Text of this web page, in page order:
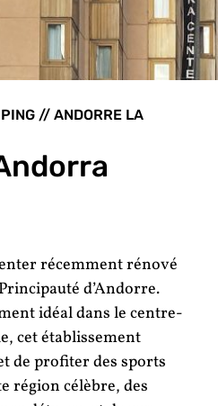
// ANDORRE LA
récemment rénové
d’Andorre.
idéal dans le centre-
cet établissement
de profiter des sports
région célèbre, des